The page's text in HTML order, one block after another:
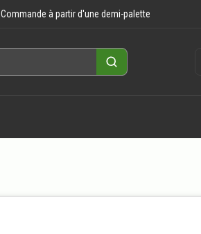
Commande à partir d'une demi-palette
Rechercher